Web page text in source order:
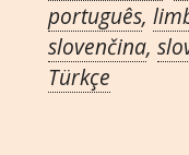
português,
slovenčina,
Türkçe